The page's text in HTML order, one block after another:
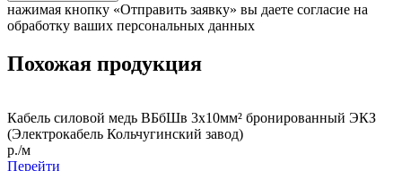
нажимая кнопку «Отправить заявку» вы даете согласие на
обработку ваших персональных данных
Похожая продукция
Кабель силовой медь ВБбШв 3x10мм² бронированный ЭКЗ
(Электрокабель Кольчугинский завод)
р./м
Перейти